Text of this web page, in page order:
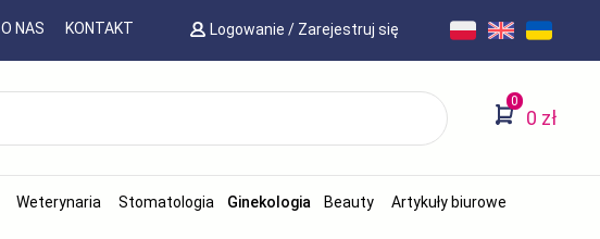
O NAS KONTAKT Logowanie / Zarejestruj się
0
0 zł
Weterynaria Stomatologia Ginekologia Beauty
Artykuły biurowe